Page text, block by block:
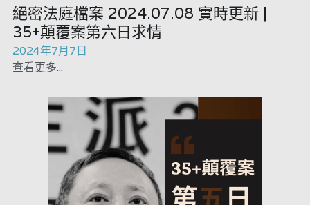
絕密法庭檔案 2024.07.08 實時更新 |
35+顛覆案第六日求情
2024年7月7日
查看更多...